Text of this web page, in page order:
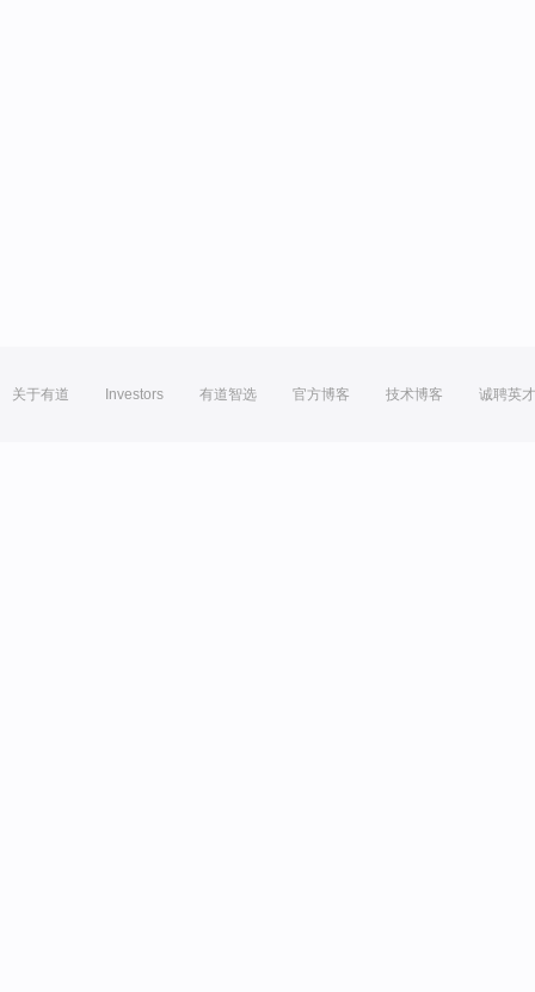
关于有道 Investors 有道智选 官方博客 技术博客 诚聘英才